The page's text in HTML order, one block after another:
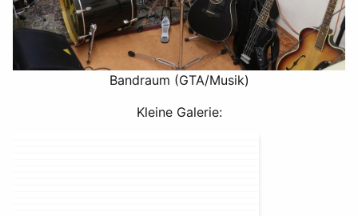
Bandraum (GTA/Musik)
Kleine Galerie: